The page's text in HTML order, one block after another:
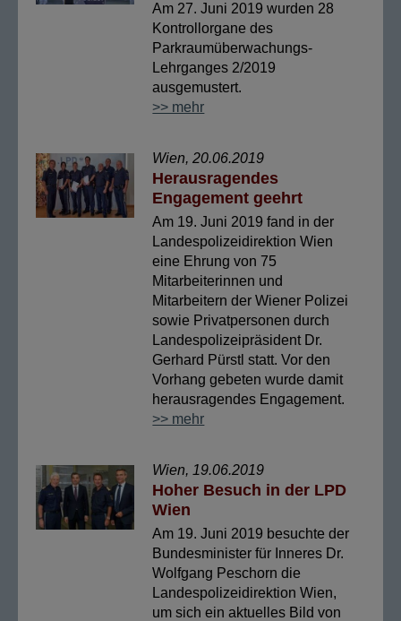
Am 27. Juni 2019 wurden 28
Kontrollorgane des
Parkraumüberwachungs-
Lehrganges 2/2019
ausgemustert.
>> mehr
Wien, 20.06.2019
Herausragendes
Engagement geehrt
Am 19. Juni 2019 fand in der
Landespolizeidirektion Wien
eine Ehrung von 75
Mitarbeiterinnen und
Mitarbeitern der Wiener Polizei
sowie Privatpersonen durch
Landespolizeipräsident Dr.
Gerhard Pürstl statt. Vor den
Vorhang gebeten wurde damit
herausragendes Engagement.
>> mehr
Wien, 19.06.2019
Hoher Besuch in der LPD
Wien
Am 19. Juni 2019 besuchte der
Bundesminister für Inneres Dr.
Wolfgang Peschorn die
Landespolizeidirektion Wien,
um sich ein aktuelles Bild von